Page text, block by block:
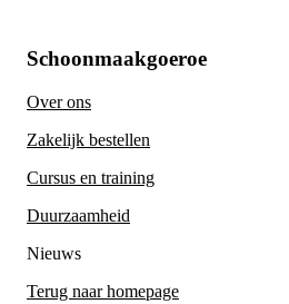
Schoonmaakgoeroe
Over ons
Zakelijk bestellen
Cursus en training
Duurzaamheid
Nieuws
Terug naar homepage